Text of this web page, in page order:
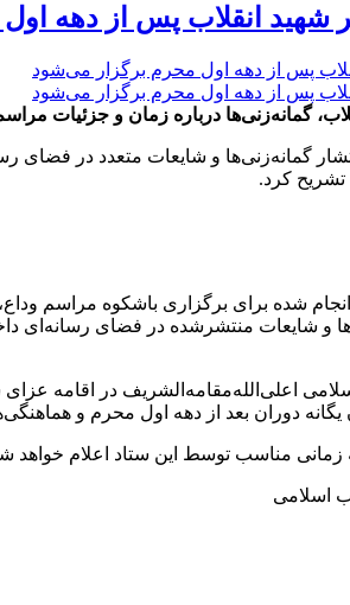
شهید انقلاب پس از دهه
گمانه‌زنی‌ها درباره زمان و جزئیات
گمانه‌زنی‌ها و شایعات متعدد در فضای
کرد.
شده برای برگزاری باشکوه مراسم
و شایعات منتشرشده در فضای
اعلی‌الله‌مقامه‌الشریف در اقامه‌
یگانه‌ دوران بعد از دهه‌ اول محرم و
زمانی مناسب توسط این ستاد اعلام خواهد
اسلامی